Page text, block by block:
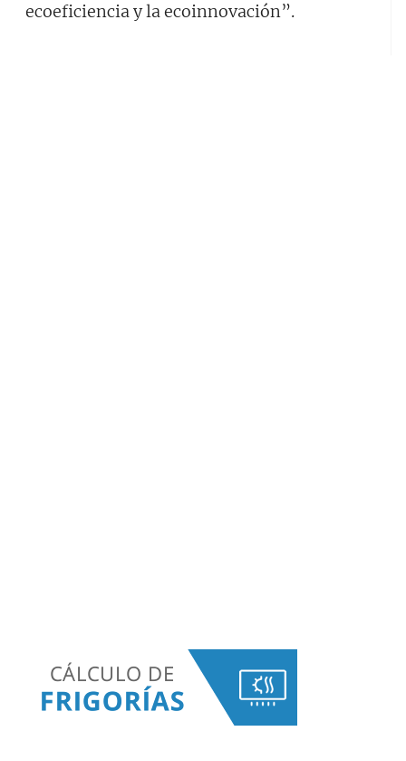
ecoeficiencia y la ecoinnovación”.